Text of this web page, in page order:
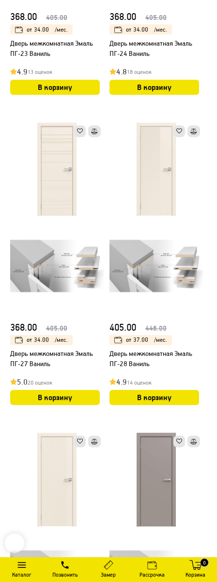
Каталог Позвонить Замер Рассрочка
0
Корзина
368.00 405.00
от 34.00 /мес.
Дверь межкомнатная Эмаль
ПГ-23 Ваниль
4.913 оценок
В корзину
368.00 405.00
от 34.00 /мес.
Дверь межкомнатная Эмаль
ПГ-24 Ваниль
4.818 оценок
В корзину
368.00 405.00
от 34.00 /мес.
Дверь межкомнатная Эмаль
ПГ-27 Ваниль
5.020 оценок
В корзину
405.00 446.00
от 37.00 /мес.
Дверь межкомнатная Эмаль
ПГ-28 Ваниль
4.914 оценок
В корзину